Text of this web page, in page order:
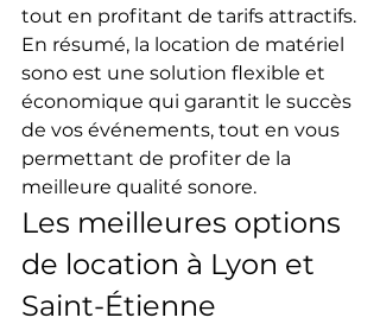
tout en profitant de tarifs attractifs.
En résumé, la location de matériel
sono est une solution flexible et
économique qui garantit le succès
de vos événements, tout en vous
permettant de profiter de la
meilleure qualité sonore.
Les meilleures options
de location à Lyon et
Saint-Étienne